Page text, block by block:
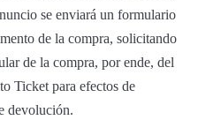
se enviará un formulario
de la compra, solicitando
de la compra, por ende, del
Ticket para efectos de
devolución.